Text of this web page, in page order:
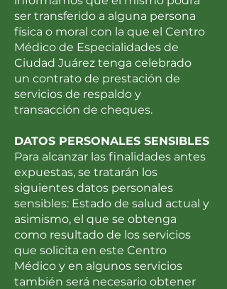
ser transferido a alguna persona
física o moral con la que el Centro
Médico de Especialidades de
Ciudad Juárez tenga celebrado
un contrato de prestación de
servicios de respaldo y
transacción de cheques.
DATOS PERSONALES SENSIBLES
Para alcanzar las finalidades antes
expuestas, se tratarán los
siguientes datos personales
sensibles: Estado de salud actual y
asimismo, el que se obtenga
como resultado de los servicios
que solicita en este Centro
Médico y en algunos servicios
también será necesario obtener